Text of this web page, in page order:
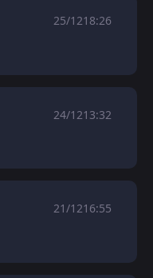
25/1218:26
24/1213:32
21/1216:55